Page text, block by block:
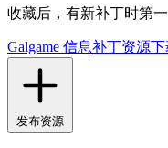
收藏后，有新补丁时第
Galgame 信息补丁资源下
发布资源